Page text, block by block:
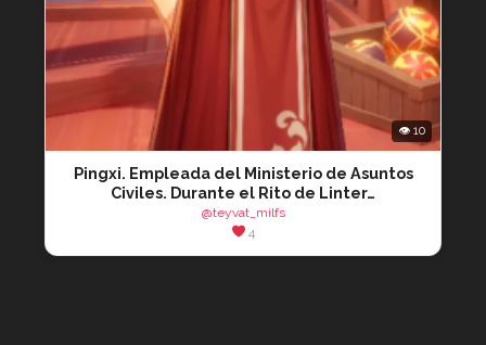
👁 10
Pingxi. Empleada del Ministerio de Asuntos
Civiles. Durante el Rito de Linter…
@teyvat_milfs
4